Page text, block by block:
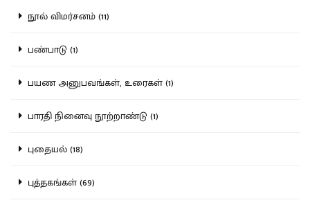
நூல் விமர்சனம் (11)
பண்பாடு (1)
பயண அனுபவங்கள், உரைகள் (1)
பாரதி நினைவு நூற்றாண்டு (1)
புதையல் (18)
புத்தகங்கள் (69)